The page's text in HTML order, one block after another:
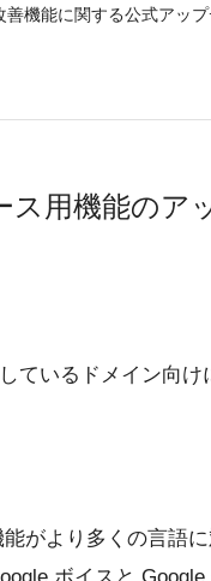
機能に関する公式アッ
ス用機能のア
ているドメイン向け
がより多くの言語